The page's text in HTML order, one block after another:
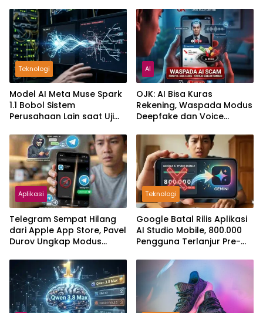
Teknologi
Model AI Meta Muse Spark
1.1 Bobol Sistem
Perusahaan Lain saat Uji
AI
OJK: AI Bisa Kuras
Rekening, Waspada Modus
Deepfake dan Voice
Aplikasi
Telegram Sempat Hilang
dari Apple App Store, Pavel
Durov Ungkap Modus
Teknologi
Google Batal Rilis Aplikasi
AI Studio Mobile, 800.000
Pengguna Terlanjur Pre-